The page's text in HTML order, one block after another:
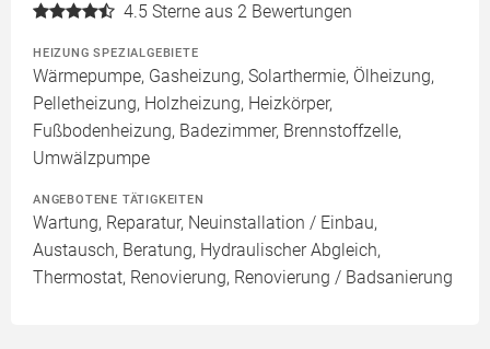
4.5 Sterne aus 2 Bewertungen
HEIZUNG SPEZIALGEBIETE
Wärmepumpe, Gasheizung, Solarthermie, Ölheizung,
Pelletheizung, Holzheizung, Heizkörper,
Fußbodenheizung, Badezimmer, Brennstoffzelle,
Umwälzpumpe
ANGEBOTENE TÄTIGKEITEN
Wartung, Reparatur, Neuinstallation / Einbau,
Austausch, Beratung, Hydraulischer Abgleich,
Thermostat, Renovierung, Renovierung / Badsanierung